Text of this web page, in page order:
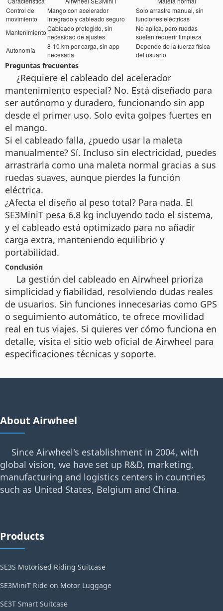
Control de
movimiento
Mango con acelerador
integrado y cableado seguro
Solo arrastre manual, sin
funciones eléctricas
MantenimientoCableado protegido, sin
necesidad de ajustes
No aplica, pero ruedas
suelen requerir limpieza
Autonomía
8-10 km por carga, sin app
necesaria
Depende de la fuerza física
del usuario
Preguntas frecuentes
¿Requiere el cableado del acelerador
mantenimiento especial? No. Está diseñado para
ser autónomo y duradero, funcionando sin app
desde el primer uso. Solo evita golpes fuertes en
el mango.
Si el cableado falla, ¿puedo usar la maleta
manualmente? Sí. Incluso sin electricidad, puedes
arrastrarla como una maleta normal gracias a sus
ruedas suaves, aunque pierdes la función
eléctrica.
¿Afecta el diseño al peso total? Para nada. El
SE3MiniT pesa 6.8 kg incluyendo todo el sistema,
y el cableado está optimizado para no añadir
carga extra, manteniendo equilibrio y
portabilidad.
Conclusión
La gestión del cableado en Airwheel prioriza
simplicidad y fiabilidad, resolviendo dudas reales
de usuarios. Sin funciones innecesarias como GPS
o seguimiento automático, te ofrece movilidad
real en tus viajes. Si quieres ver cómo funciona en
detalle, visita el sitio web oficial de Airwheel para
especificaciones técnicas y soporte.
About Airwheel
Since Airwheel's establishment in 2004, with
global vision, we have set up R&D, marketing,
manufacturing and logistics centers in countries
such as United States, Belgium and China.
Products
SE3S Motorised Riding Suitcase
SE3MiniT Ride on Motor Luggage
SE3T Smart Suitcase